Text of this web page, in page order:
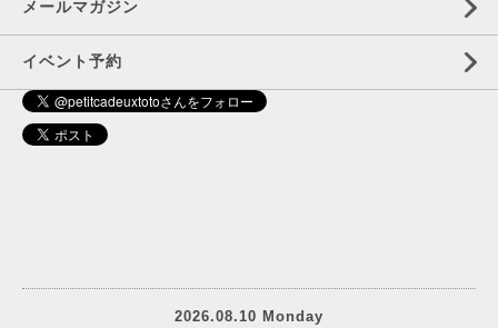
メールマガジン
イベント予約
2026.08.10 Monday